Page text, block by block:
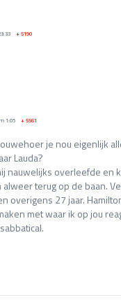
+5190
1:05 +5561
je nou eigenlijk
Lauda?
nauwelijks overleefde en
terug op de baan.
overigens 27 jaar.
met waar ik op jou